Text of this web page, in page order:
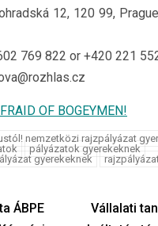
12, 120 99,
769 822 or +420 221
OF BOGEYMEN!
nemzetközi rajzpályázat
pályázatok gyerekeknek
gyerekeknek
ÁBPE
Vállalati